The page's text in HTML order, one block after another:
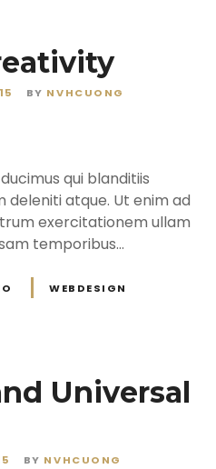
BY NVHCUONG
qui blanditiis
atque. Ut enim ad
exercitationem ullam
temporibus…
WEBDESIGN
Universal
BY NVHCUONG